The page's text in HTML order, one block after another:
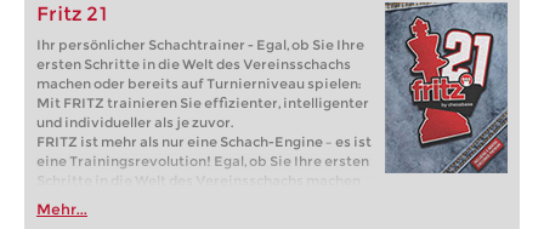
Fritz 21
Ihr persönlicher Schachtrainer - Egal, ob Sie Ihre
ersten Schritte in die Welt des Vereinsschachs
machen oder bereits auf Turnierniveau spielen:
Mit FRITZ trainieren Sie effizienter, intelligenter
und individueller als je zuvor.
FRITZ ist mehr als nur eine Schach-Engine – es ist
eine Trainingsrevolution! Egal, ob Sie Ihre ersten
Schritte in die Welt des Vereinsschachs machen
oder bereits auf Turnierniveau spielen: Mit
FRITZ trainieren Sie effizienter, intelligenter und
Mehr...